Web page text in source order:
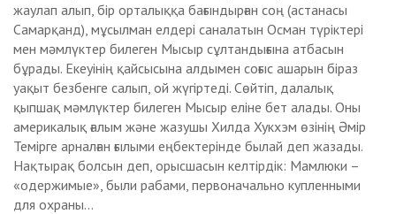
жаулап алып, бір орталыққа бағындырған соң (астанасы
Самарқанд), мұсылман елдері саналатын Осман түріктері
мен мәмлүктер билеген Мысыр сұлтандығына атбасын
бұрады. Екеуінің қайсысына алдымен соғыс ашарын біраз
уақыт безбенге салып, ой жүгіртеді. Сөйтіп, далалық
қыпшақ мәмлүктер билеген Мысыр еліне бет алады. Оны
америкалық ғалым және жазушы Хилда Хукхэм өзінің Әмір
Темірге арналған ғылыми еңбектерінде былай деп жазады.
Нақтырақ болсын деп, орысшасын келтірдік: Мамлюки –
«одержимые», были рабами, первоначально купленными
для охраны...